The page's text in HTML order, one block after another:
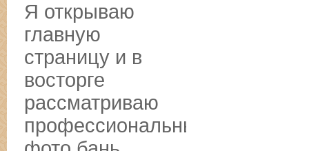
Я открываю
главную
страницу и в
восторге
рассматриваю
профессиональные